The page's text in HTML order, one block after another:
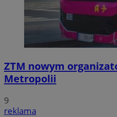
ZTM nowym
Metropolii
9
reklama